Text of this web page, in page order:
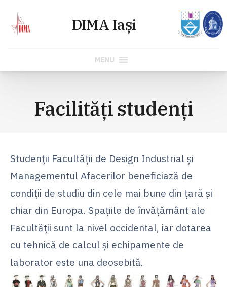
MENU
Facilităţi studenţi
Studenţii Facultăţii de Design Industrial și
Managementul Afacerilor beneficiază de
condiţii de studiu din cele mai bune din ţară şi
chiar din Europa. Spaţiile de învăţământ ale
Facultăţii sunt la nivel occidental, iar dotarea
cu tehnică de calcul şi echipamente de
laborator este una deosebită.